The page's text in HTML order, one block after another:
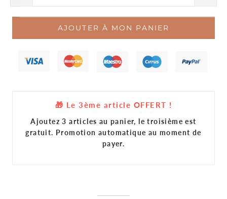
AJOUTER À MON PANIER
🎁 Le 3ème article OFFERT !
Ajoutez 3 articles au panier, le troisième est
gratuit. Promotion automatique au moment de
payer.